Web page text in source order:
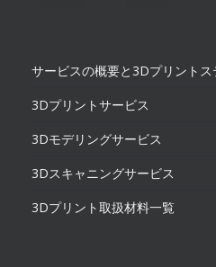
サービスの概要と3Dプリント
3Dプリントサービス
3Dモデリングサービス
3Dスキャニングサービス
3Dプリント取扱材料一覧